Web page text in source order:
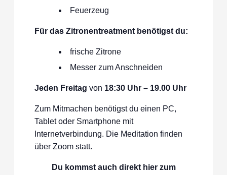
Feuerzeug
Für das Zitronentreatment benötigst du:
frische Zitrone
Messer zum Anschneiden
Jeden Freitagvon 18:30 Uhr – 19.00 Uhr
Zum Mitmachen benötigst du einen PC,
Tablet oder Smartphone mit
Internetverbindung. Die Meditation finden
über Zoom statt.
Du kommst auch direkt hier zum